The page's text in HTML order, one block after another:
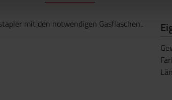
mit den notwendigen Gasflaschen..